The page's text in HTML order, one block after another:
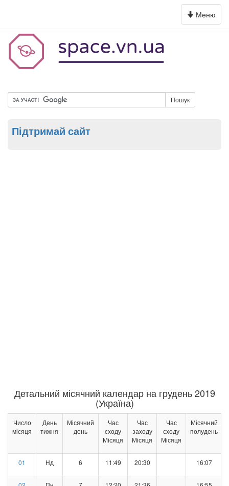
Toggle
navigation
Меню
Пошук
Підтримай сайт
Детальний місячний календар на грудень 2019
(Україна)
Число
місяця
День
тижня
Місячний
день
Час
сходу
Місяця
Час
заходу
Місяця
Час
сходу
Місяця
Місячний
полудень
01 Нд 6 11:49 20:30 16:07